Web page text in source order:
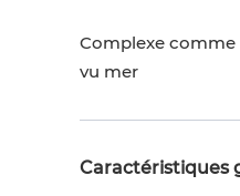
Complexe comme
vu mer
Caractéristiques